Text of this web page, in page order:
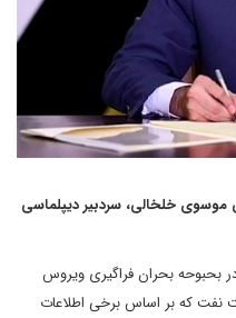
موسوی خلخالی، سردبیر دیپلماسی
بحبوحه بحران فراگیری ویروس
نفت که بر اساس برخی اطلاعات